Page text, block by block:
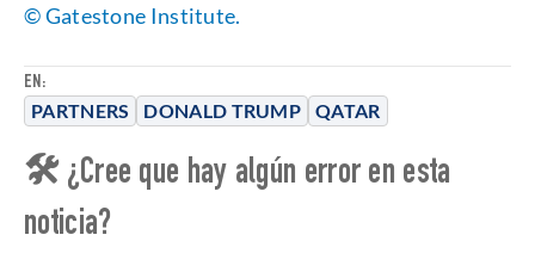
EN:
PARTNERS DONALD TRUMP QATAR
© Gatestone Institute.
🛠 ¿Cree que hay algún error en esta
noticia?